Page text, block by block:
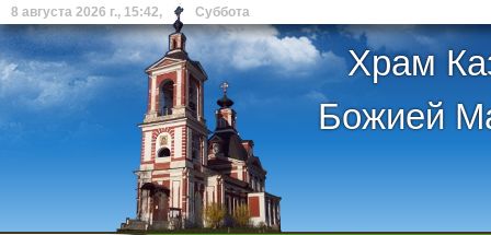
8 августа 2026 г., 15:42, Суббота
Храм
Божией